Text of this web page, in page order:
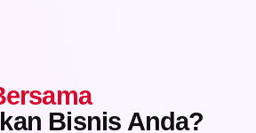
Bisnis Anda?